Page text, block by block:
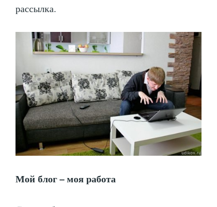
рассылка.
Мой блог – моя работа